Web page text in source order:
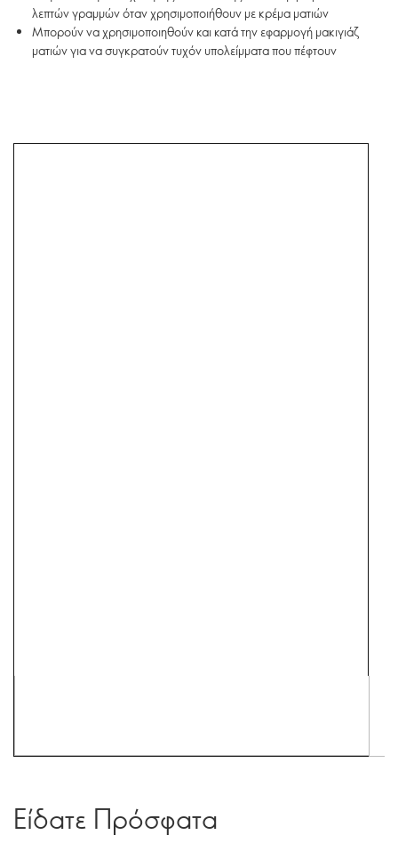
λεπτών γραμμών όταν χρησιμοποιήθουν με κρέμα ματιών
Μπορούν να χρησιμοποιηθούν και κατά την εφαρμογή μακιγιάζ
ματιών για να συγκρατούν τυχόν υπολείμματα που πέφτουν
Είδατε Πρόσφατα